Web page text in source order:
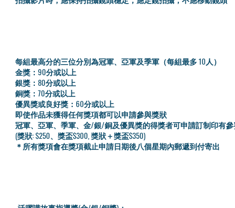
每組最高分的三位分別為冠軍、亞軍及季軍（每組最多 10人）
金獎：90分或以上
銀獎：80分或以上
銅獎：70分或以上
優異獎或良好獎：60分或以上
即使作品未獲得任何獎項都可以申請參與獎狀
冠軍、亞軍、季軍、金/銀/銅及優異獎的得獎者可申請訂制印有
(獎狀: $250、獎盃$300, 獎狀＋獎盃$350)
＊所有獎項會在獎項截止申請日期後八個星期內郵遞到付寄出